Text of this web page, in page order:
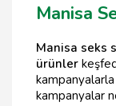
Manisa
Manisa seks
ürünler
kampanyalarla
kampanyalar